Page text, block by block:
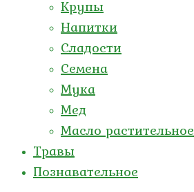
Крупы
Напитки
Сладости
Семена
Мука
Мед
Масло растительное
Травы
Познавательное